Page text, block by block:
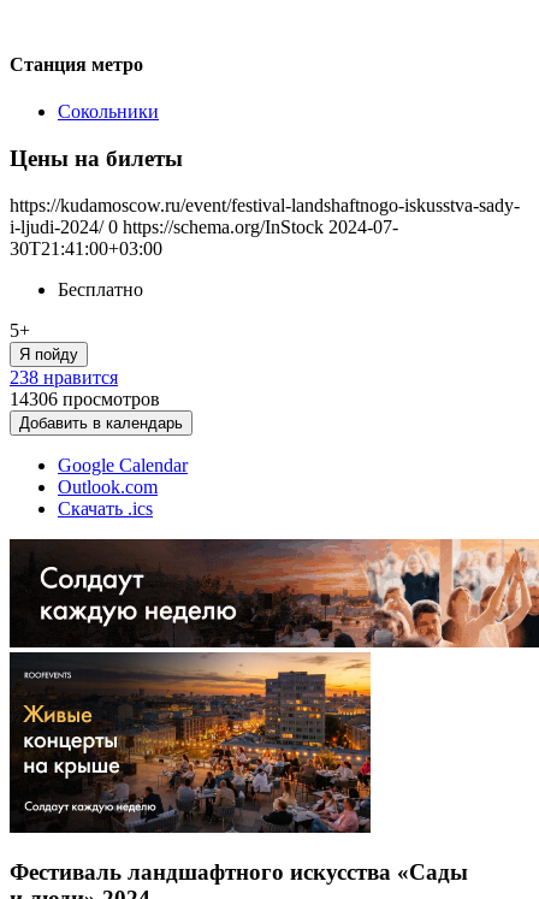
Станция метро
Сокольники
Цены на билеты
https://kudamoscow.ru/event/festival-landshaftnogo-iskusstva-sady-
i-ljudi-2024/ 0 https://schema.org/InStock 2024-07-
30T21:41:00+03:00
Бесплатно
5+
Я пойду
238 нравится
14306 просмотров
Добавить в календарь
Google Calendar
Outlook.com
Скачать .ics
Фестиваль ландшафтного искусства «Сады